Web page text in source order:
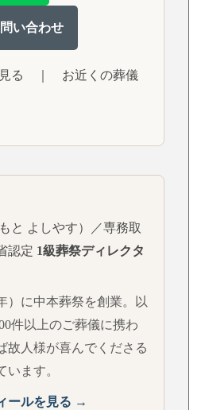
い合わせ
る
お近くの葬儀
もと よしやす）／専務取
認定 1級葬祭ディレクタ
）に中本葬祭を創業。以
件以上のご葬儀に携わ
故人様が喜んでくださる
います。
ールを見る →